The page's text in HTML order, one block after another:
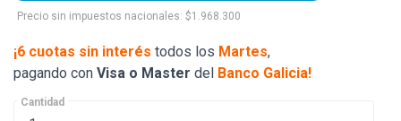
Precio sin impuestos nacionales: $1.968.300
¡6 cuotas sin interés todos los Martes,
pagando con Visa o Master del Banco Galicia!
Cantidad